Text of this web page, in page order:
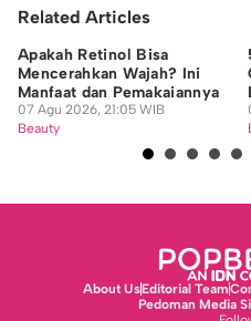
Related Articles
Apakah Retinol Bisa
Mencerahkan Wajah? Ini
Manfaat dan Pemakaiannya
07 Agu 2026, 21:05 WIB
Beauty
About UsEditorial Team
Pedoman Media